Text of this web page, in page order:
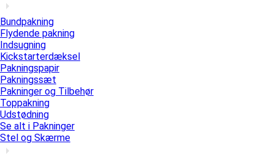
Bundpakning
Flydende pakning
Indsugning
Kickstarterdæksel
Pakningspapir
Pakningssæt
Pakninger og Tilbehør
Toppakning
Udstødning
Se alt i Pakninger
Stel og Skærme